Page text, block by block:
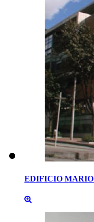
EDIFICIO MARIO